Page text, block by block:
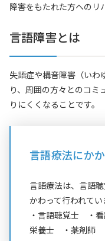
障害をもたれた方へのリ
言語障害とは
失語症や構音障害（いわ
り、周囲の方々とのコミ
りにくくなることです。
言語療法にか
言語療法は、言語
かわって行われてい
・言語聴覚士 ・
栄養士 ・薬剤師